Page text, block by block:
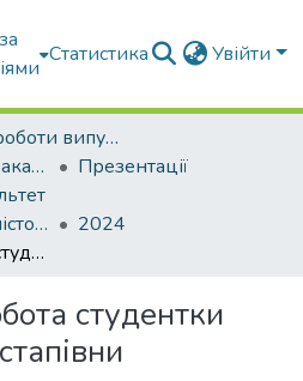
Статистика Увійти
Атестаційні роботи випускників
Атестаційні роботи бакалаврів
Презентації
191 Архітектура та містобудування
2024
Атестаційна робота студентки Зорич Орисі Остапівни
студентки